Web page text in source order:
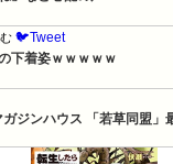
🐦Tweet
下着姿ｗｗｗｗｗ
ジンハウス 「若草同盟」